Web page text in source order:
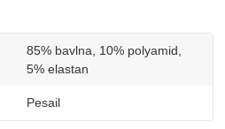
85% bavlna, 10% polyamid,
5% elastan
Pesail